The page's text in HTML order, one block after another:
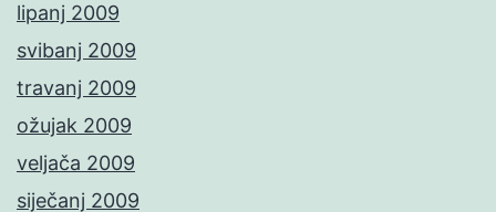
lipanj 2009
svibanj 2009
travanj 2009
ožujak 2009
veljača 2009
siječanj 2009